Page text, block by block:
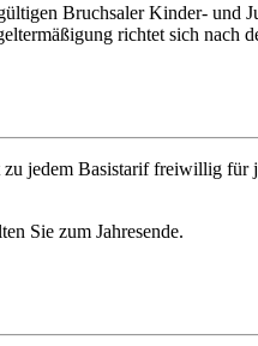
Bruchsaler Kinder- und
richtet sich nach
jedem Basistarif freiwillig für
Sie zum Jahresende.